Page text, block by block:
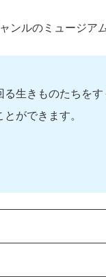
ンルのミュージアム
生きものたちを
ができます。